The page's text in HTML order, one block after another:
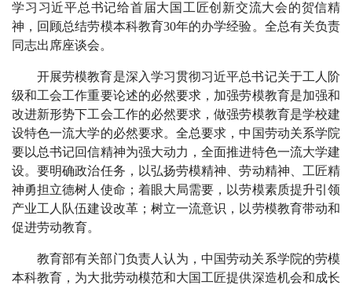
学习习近平总书记给首届大国工匠创新交流大会的贺信精
神，回顾总结劳模本科教育30年的办学经验。全总有关负责
同志出席座谈会。
开展劳模教育是深入学习贯彻习近平总书记关于工人阶
级和工会工作重要论述的必然要求，加强劳模教育是加强和
改进新形势下工会工作的必然要求，做强劳模教育是学校建
设特色一流大学的必然要求。全总要求，中国劳动关系学院
要以总书记回信精神为强大动力，全面推进特色一流大学建
设。要明确政治任务，以弘扬劳模精神、劳动精神、工匠精
神勇担立德树人使命；着眼大局需要，以劳模素质提升引领
产业工人队伍建设改革；树立一流意识，以劳模教育带动和
促进劳动教育。
教育部有关部门负责人认为，中国劳动关系学院的劳模
本科教育，为大批劳动模范和大国工匠提供深造机会和成长